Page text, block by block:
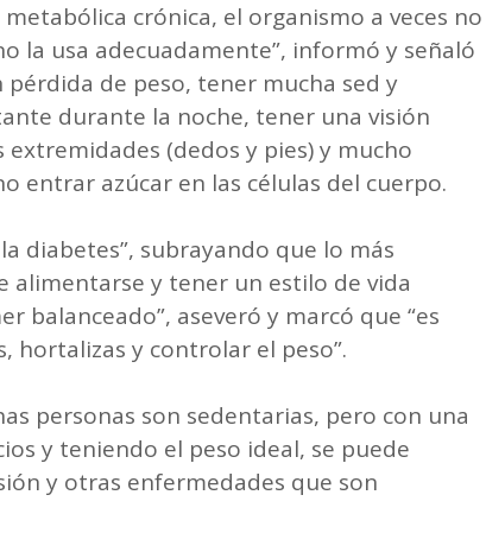
crónica, el organismo a veces no
la usa adecuadamente”, informó y señaló
de peso, tener mucha sed y
durante la noche, tener una visión
(dedos y pies) y mucho
entrar azúcar en las células del cuerpo.
diabetes”, subrayando que lo más
alimentarse y tener un estilo de vida
balanceado”, aseveró y marcó que “es
hortalizas y controlar el peso”.
personas son sedentarias, pero con una
y teniendo el peso ideal, se puede
y otras enfermedades que son